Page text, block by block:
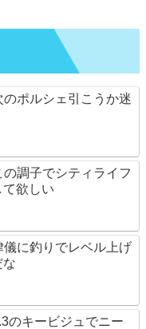
のポルシェ引こうか迷
の調子でシティライフ
欲しい
儀に釣りでレベル上げ
な
のキービジュでニー